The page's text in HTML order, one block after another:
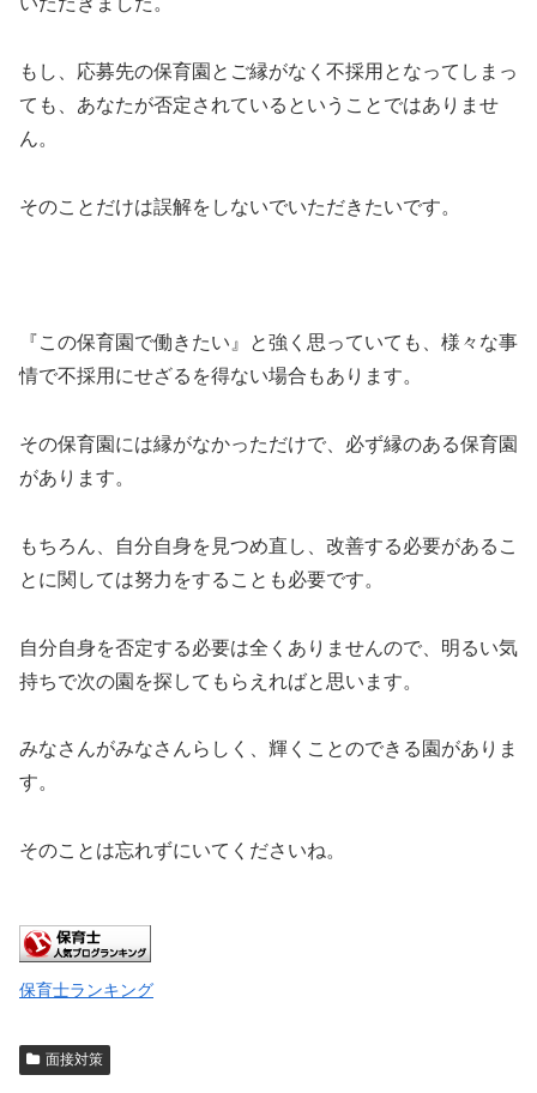
もし、応募先の保育園とご縁がなく不採用となってしまっ
ても、あなたが否定されているということではありませ
ん。
そのことだけは誤解をしないでいただきたいです。
『この保育園で働きたい』と強く思っていても、様々な事
情で不採用にせざるを得ない場合もあります。
その保育園には縁がなかっただけで、必ず縁のある保育園
があります。
もちろん、自分自身を見つめ直し、改善する必要があるこ
とに関しては努力をすることも必要です。
自分自身を否定する必要は全くありませんので、明るい気
持ちで次の園を探してもらえればと思います。
みなさんがみなさんらしく、輝くことのできる園がありま
す。
そのことは忘れずにいてくださいね。
保育士ランキング
面接対策